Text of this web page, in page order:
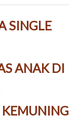
SINGLE
ANAK DI